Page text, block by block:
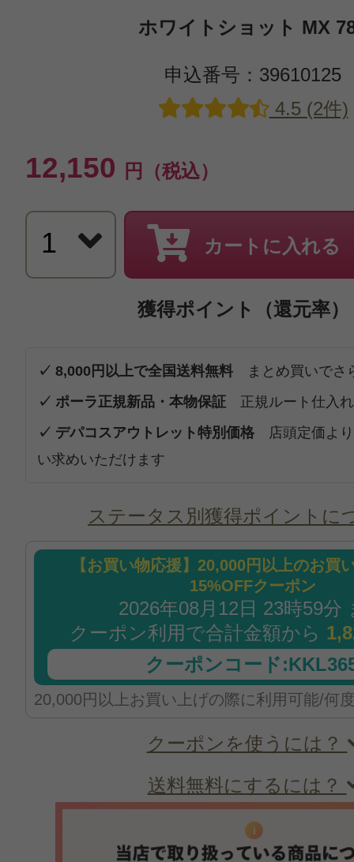
ホワイトショット MX
申込番号：39610125
4.5 (2件)
12,150 円（税込）
カートに入れる
獲得ポイント（還元率）
✓ 8,000円以上で全国送料無料 まとめ買いでさ
✓ ポーラ正規新品・本物保証 正規ルート仕入
✓ デパコスアウトレット特別価格 店頭定価よ
い求めいただけます
ステータス別獲得ポイントに
【お買い物応援】20,000円以上のお買
15%OFFクーポン
2026年08月12日 23時59分
クーポン利用で合計金額から
クーポンコード
20,000円以上お買い上げの際に利用可能/何
クーポンを使うには？
送料無料にするには？